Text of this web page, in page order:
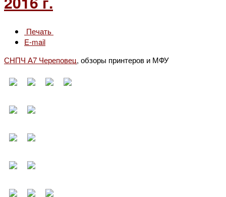
Печать
E-mail
СНПЧ А7 Череповец, обзоры принтеров и МФУ